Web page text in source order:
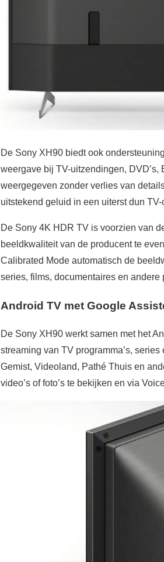
De Sony XH90 biedt ook
weergave bij TV-uitzendingen, DVD’s,
weergegeven zonder verlies van
uitstekend geluid in een uiterst dun TV-
De Sony 4K HDR TV is voorzien van
beeldkwaliteit van de producent te
Calibrated Mode automatisch de
series, films, documentaires en andere
Android TV met Google
De Sony XH90 werkt samen met het
streaming van TV programma’s,
Gemist, Videoland, Pathé Thuis en
video’s of foto’s te bekijken en via